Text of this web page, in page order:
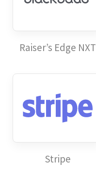
Raiser’s Edge NXT
Stripe